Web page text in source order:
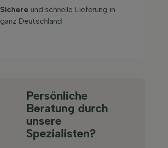
Sichere und schnelle Lieferung in
ganz Deutschland
Persönliche
Beratung durch
unsere
Spezialisten?